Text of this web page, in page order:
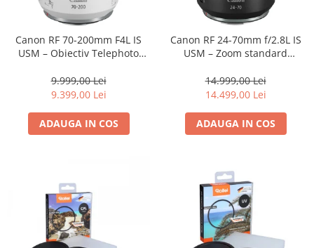
Parasolare
Teleconvertoare
Adaptoare montura / baioneta
Capace obiectiv si camera
Inele Macro
Filtre foto
Filtre White Balance
Accesorii filtre
Convertoare pe filet foto video
Inele reductii obiective
Canon RF 70-200mm F4L IS
USM – Obiectiv Telephoto
9.999,00 Lei
9.399,00 Lei
ADAUGA IN COS
Canon RF 24-70mm f/2.8L IS
USM – Zoom standard
14.999,00 Lei
14.499,00 Lei
ADAUGA IN COS